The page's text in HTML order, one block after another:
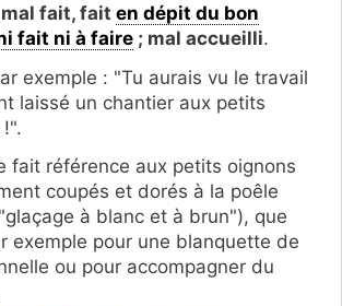
fait, fait en dépit du bon
fait ni à faire ; mal accueilli.
exemple : "Tu aurais vu le travail
laissé un chantier aux petits
fait référence aux petits oignons
coupés et dorés à la poêle
à blanc et à brun"), que
exemple pour une blanquette de
ou pour accompagner du